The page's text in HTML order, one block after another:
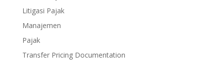
Litigasi Pajak
Manajemen
Pajak
Transfer Pricing Documentation